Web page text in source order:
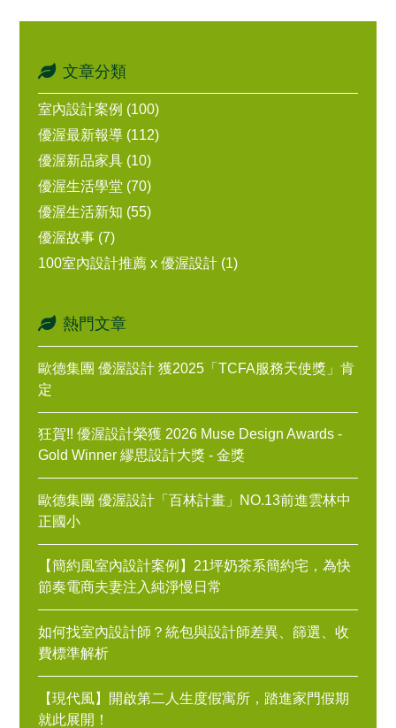
文章分類
室內設計案例 (100)
優渥最新報導 (112)
優渥新品家具 (10)
優渥生活學堂 (70)
優渥生活新知 (55)
優渥故事 (7)
100室內設計推薦 x 優渥設計 (1)
熱門文章
歐德集團 優渥設計 獲2025「TCFA服務天使獎」肯
定
狂賀!! 優渥設計榮獲 2026 Muse Design Awards -
Gold Winner 繆思設計大獎 - 金獎
歐德集團 優渥設計「百林計畫」NO.13前進雲林中
正國小
【簡約風室內設計案例】21坪奶茶系簡約宅，為快
節奏電商夫妻注入純淨慢日常
如何找室內設計師？統包與設計師差異、篩選、收
費標準解析
【現代風】開啟第二人生度假寓所，踏進家門假期
就此展開！